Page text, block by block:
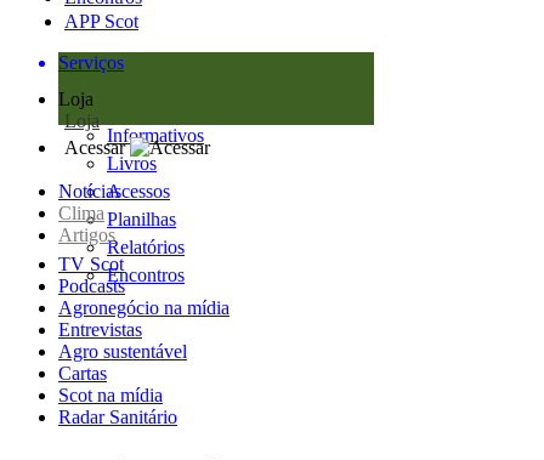
APP Scot
Serviços
Loja
Loja
Informativos
Livros
Acessos
Planilhas
Relatórios
Encontros
Acessar
Notícias
Clima
Artigos
TV Scot
Podcasts
Agronegócio na mídia
Entrevistas
Agro sustentável
Cartas
Scot na mídia
Radar Sanitário